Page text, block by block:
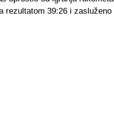
rezultatom 39:26 i zasluženo